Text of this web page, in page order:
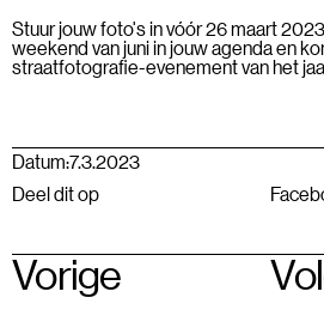
Stuur jouw foto's invóór 26 maart
weekend van juni in jouw agenda en
straatfotografie-evenement van het
Datum:7.3.2023
Deel dit op
Vorige